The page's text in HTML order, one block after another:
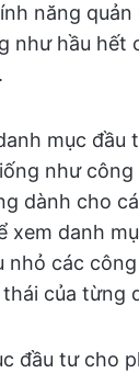
năng quản
như hầu hết
mục đầu
như công
dành cho
xem danh
nhỏ các
của từng
đầu tư cho